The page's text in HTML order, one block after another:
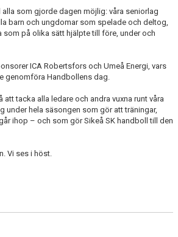
som gjorde dagen möjlig: våra seniorlag
barn och ungdomar som spelade och deltog,
som på olika sätt hjälpte till före, under och
ICA Robertsfors och Umeå Energi, vars
genomföra Handbollens dag.
att tacka alla ledare och andra vuxna runt våra
under hela säsongen som gör att träningar,
ihop – och som gör Sikeå SK handboll till den
Vi ses i höst.